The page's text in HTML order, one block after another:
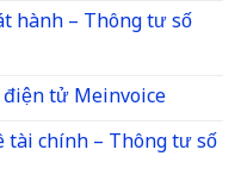
hành – Thông tư số
tử Meinvoice
tài chính – Thông tư số